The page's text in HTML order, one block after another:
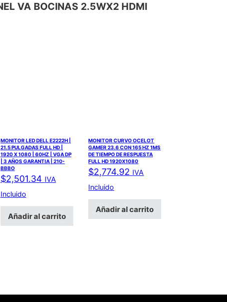
VA BOCINAS 2.5WX2 HDMI
MONITOR LED DELL E2222H |
21.5 PULGADAS FULL HD |
1920 X 1080 | 60HZ | VGA DP
| 3 AÑOS GARANTIA | 210-
BBBO
$2,501.34 IVA
Incluido
Añadir al carrito
MONITOR CURVO OCELOT
GAMER 23.6 CON 165 HZ 1MS
DE TIEMPO DE RESPUESTA
FULL HD 1920X1080
$2,774.92 IVA
Incluido
Añadir al carrito